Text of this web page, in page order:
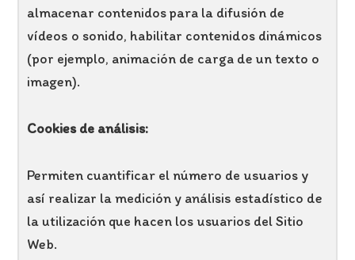
almacenar contenidos para la difusión de
vídeos o sonido, habilitar contenidos dinámicos
(por ejemplo, animación de carga de un texto o
imagen).
Cookies de análisis:
Permiten cuantificar el número de usuarios y
así realizar la medición y análisis estadístico de
la utilización que hacen los usuarios del Sitio
Web.